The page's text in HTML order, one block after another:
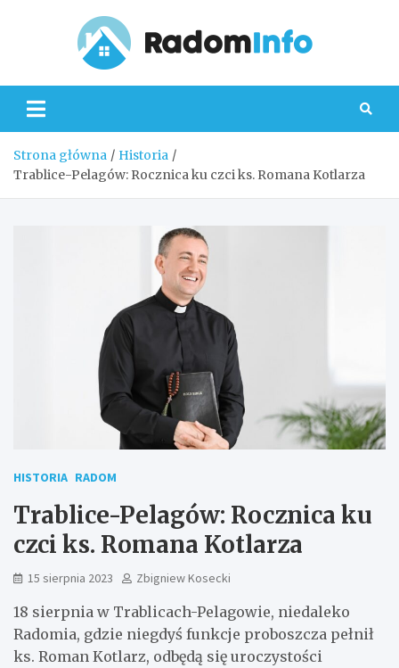
Strona główna
Historia
Trablice-Pelagów: Rocznica ku czci ks. Romana Kotlarza
HISTORIA RADOM
Trablice-Pelagów: Rocznica ku
czci ks. Romana Kotlarza
15 sierpnia 2023 Zbigniew Kosecki
18 sierpnia w Trablicach-Pelagowie, niedaleko
Radomia, gdzie niegdyś funkcje proboszcza pełnił
ks. Roman Kotlarz, odbędą się uroczystości